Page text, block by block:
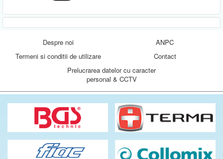
Despre noi
ANPC
Termeni si conditii de utilizare
Contact
Prelucrarea datelor cu caracter
personal & CCTV